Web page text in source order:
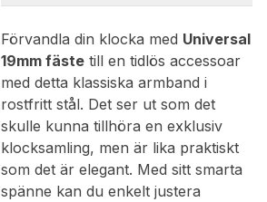
Förvandla din klocka med Universal
19mm fästetill en tidlös accessoar
med detta klassiska armband i
rostfritt stål. Det ser ut som det
skulle kunna tillhöra en exklusiv
klocksamling, men är lika praktiskt
som det är elegant. Med sitt smarta
spänne kan du enkelt justera